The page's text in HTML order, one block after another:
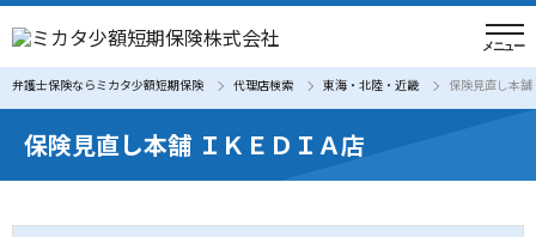
弁護士保険ならミカタ少額短期保険 代理店検索 東海・北陸・近畿 保険見直し本
保険見直し本舗 ＩＫＥＤＩＡ店